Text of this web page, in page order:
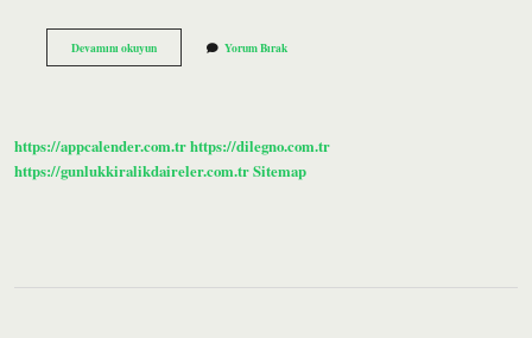
Devamını okuyunİD
Ego
Bir
Yorum Bırak
https://appcalender.com.trhttps://dilegno.com.tr
https://gunlukkiralikdaireler.com.trSitemap